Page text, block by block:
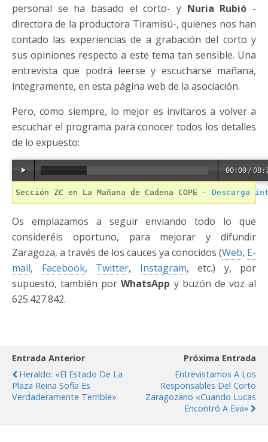
personal se ha basado el corto- y Nuria Rubió -
directora de la productora Tiramisú-, quienes nos han
contado las experiencias de a grabación del corto y
sus opiniones respecto a este tema tan sensible. Una
entrevista que podrá leerse y escucharse mañana,
íntegramente, en esta página web de la asociación.
Pero, como siempre, lo mejor es invitaros a volver a
escuchar el programa para conocer todos los detalles
de lo expuesto:
00:00 /
Sección ZC en La Mañana de Cadena COPE - Descarga
Os emplazamos a seguir enviando todo lo que
consideréis oportuno, para mejorar y difundir
Zaragoza, a través de los cauces ya conocidos (Web, E-
mail, Facebook, Twitter, Instagram, etc.) y, por
supuesto, también porWhatsApp y buzón de voz al
625.427.842.
Entrada Anterior
Heraldo: «El Estado De La
Plaza Reina Sofía Es
Verdaderamente Terrible»
Próxima Entrada
Entrevistamos A Los
Responsables Del Corto
Zaragozano «Cuando Lucas
Encontró A Eva»